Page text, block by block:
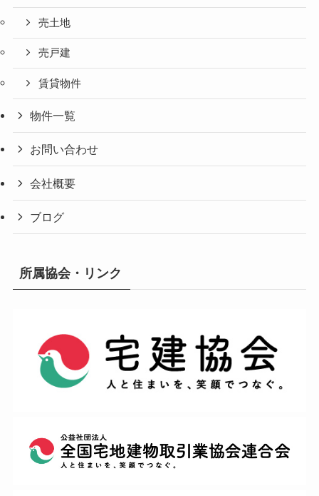
売土地
売戸建
賃貸物件
物件一覧
お問い合わせ
会社概要
ブログ
所属協会・リンク